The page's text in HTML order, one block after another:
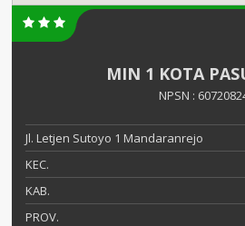
MIN 1 KOTA
NPSN :
Jl. Letjen Sutoyo 1 Mandaranrejo
KEC.
KAB.
PROV.